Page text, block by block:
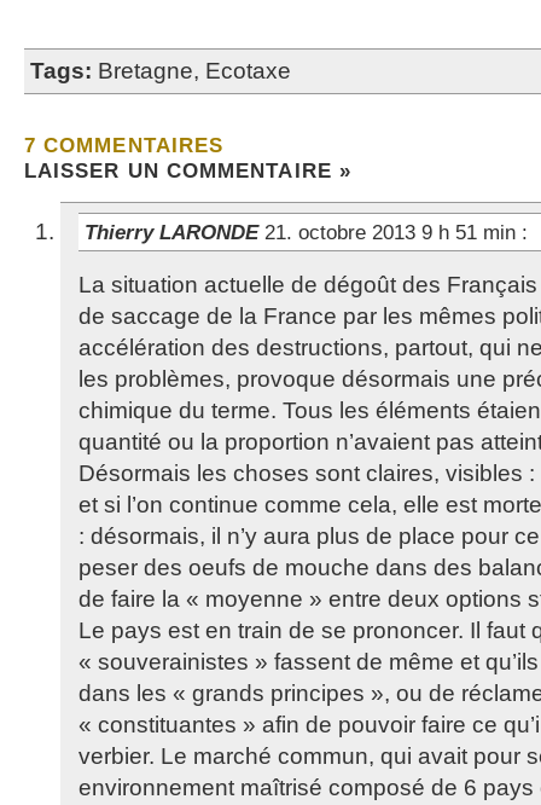
Tags: Bretagne, Ecotaxe
7 COMMENTAIRES
LAISSER UN COMMENTAIRE »
Thierry LARONDE 21. octobre 2013 9 h 51 min :
La situation actuelle de dégoût des
de saccage de la France par les mêmes
accélération des destructions, partout, qui
les problèmes, provoque désormais une
chimique du terme. Tous les éléments
quantité ou la proportion n’avaient pas
Désormais les choses sont claires, visibles
et si l’on continue comme cela, elle est
: désormais, il n’y aura plus de place pour
peser des oeufs de mouche dans des
de faire la « moyenne » entre deux options
Le pays est en train de se prononcer. Il faut
« souverainistes » fassent de même et
dans les « grands principes », ou de
« constituantes » afin de pouvoir faire ce
verbier. Le marché commun, qui avait pour
environnement maîtrisé composé de 6